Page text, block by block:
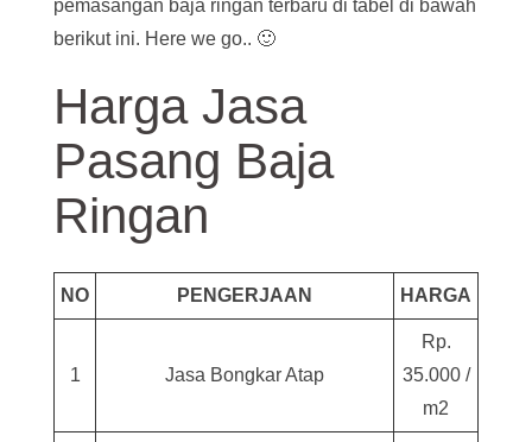
pemasangan baja ringan terbaru di tabel di bawah
berikut ini. Here we go.. 🙂
Harga Jasa
Pasang Baja
Ringan
NO PENGERJAAN HARGA
1 Jasa Bongkar Atap
Rp.
35.000 /
m2